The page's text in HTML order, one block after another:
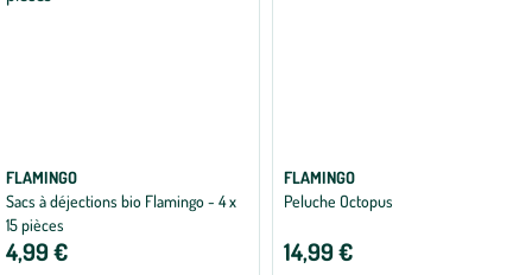
FLAMINGO
Sacs à déjections bio Flamingo - 4 x
15 pièces
4,99 €
FLAMINGO
Peluche Octopus
14,99 €